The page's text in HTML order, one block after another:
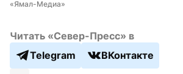
«Ямал-Медиа»
Читать «Север-Пресс» в
Telegram
ВКонтакте